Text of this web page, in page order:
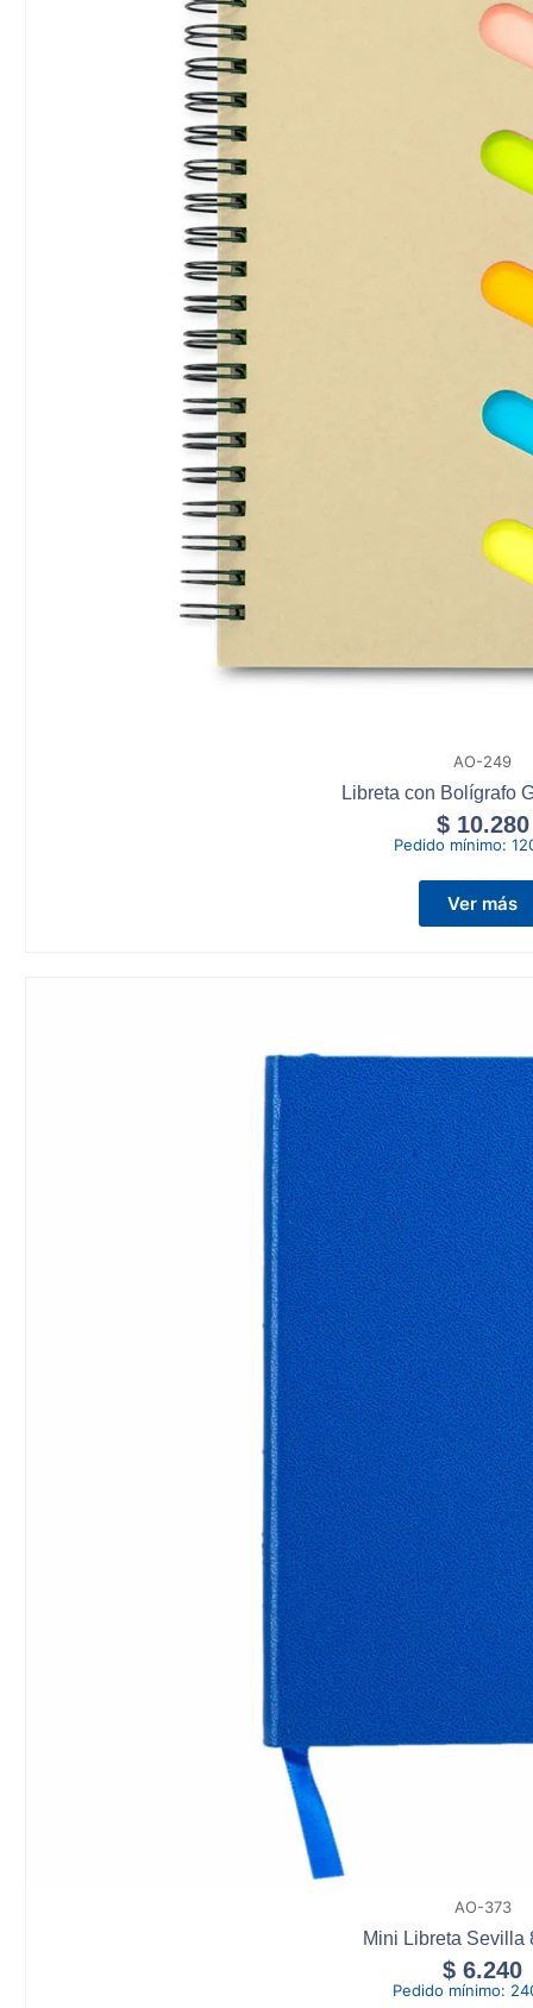
AO-249
Libreta con Bolígrafo
$10.280
Pedido mínimo:
Ver más
AO-373
Mini Libreta Sevilla
$ 6.240
Pedido mínimo: